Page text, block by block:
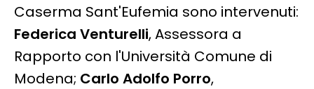
Caserma Sant'Eufemia sono intervenuti:
Federica Venturelli, Assessora a
Rapporto con l'Università Comune di
Modena; Carlo Adolfo Porro,